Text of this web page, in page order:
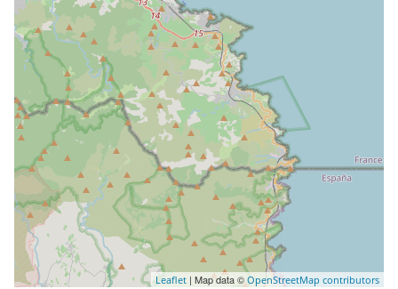
Leaflet | Map data © OpenStreetMap contributors